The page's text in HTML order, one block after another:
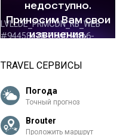
TRAVEL СЕРВИСЫ
Погода
Точный прогноз
Brouter
Проложить маршрут